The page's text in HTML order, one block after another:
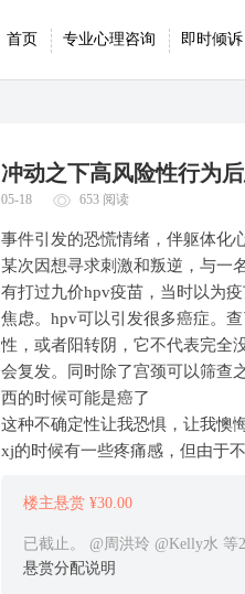
首页 专业心理咨询 即时倾诉
冲动之下高风险性行为
05-18 653 阅读
事件引发的恐慌情绪，伴躯体化
某次因想寻求刺激和叛逆，与一
有打过九价hpv疫苗，当时以为
焦虑。hpv可以引发很多癌症。
性，或者阳转阴，它不代表完全
会复发。同时除了宫颈可以筛查
西的时候可能是癌了
这种不确定性让我恐惧，让我懊
xj的时候有一些疼痛感，但由于
楼主悬赏 ¥30.00
已截止。 @周洪玲 @Kelly水 等
悬赏分配说明